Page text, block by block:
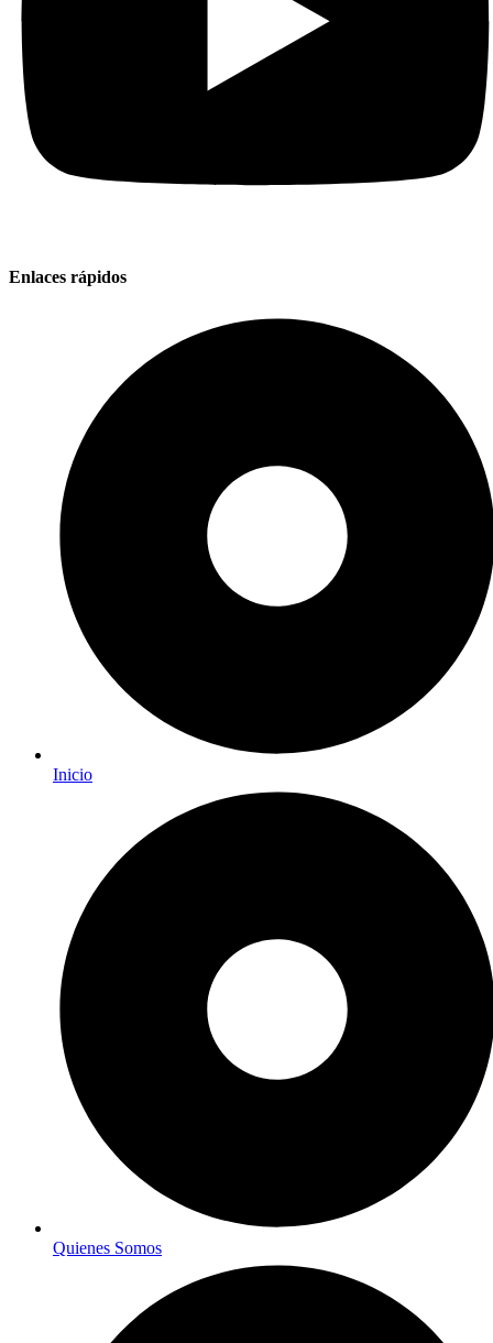
Enlaces rápidos
Inicio
Quienes Somos